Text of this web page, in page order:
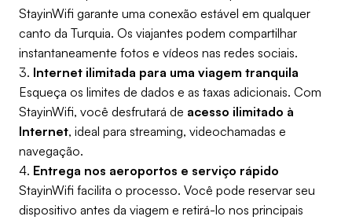
StayinWifi garante uma conexão estável em qualquer
canto da Turquia. Os viajantes podem compartilhar
instantaneamente fotos e vídeos nas redes sociais.
3. Internet ilimitada para uma viagem tranquila
Esqueça os limites de dados e as taxas adicionais. Com
StayinWifi, você desfrutará de acesso ilimitado à
Internet, ideal para streaming, videochamadas e
navegação.
4. Entrega nos aeroportos e serviço rápido
StayinWifi facilita o processo. Você pode reservar seu
dispositivo antes da viagem e retirá-lo nos principais